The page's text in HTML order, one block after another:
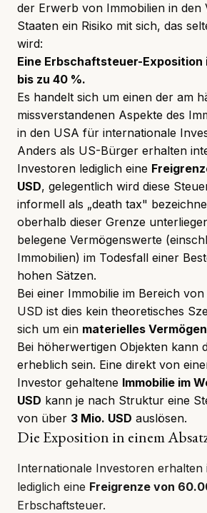
der Erwerb von Immobilien in den
Staaten ein Risiko mit sich, das
wird:
Eine Erbschaftsteuer-Exposition
bis zu 40 %.
Es handelt sich um einen der am
missverstandenen Aspekte des
in den USA für internationale
Anders als US-Bürger erhalten
Investoren lediglich eine
USD, gelegentlich wird diese
informell als „death tax"
oberhalb dieser Grenze
belegene Vermögenswerte
Immobilien) im Todesfall einer
hohen Sätzen.
Bei einer Immobilie im Bereich von
USD ist dies kein theoretisches
sich um ein materielles
Bei höherwertigen Objekten kann
erheblich sein. Eine direkt von
Investor gehaltene Immobilie im
USD kann je nach Struktur eine
von über 3 Mio. USD auslösen.
Die Exposition in einem
Internationale Investoren erhalten
lediglich eine Freigrenze von
Erbschaftsteuer.